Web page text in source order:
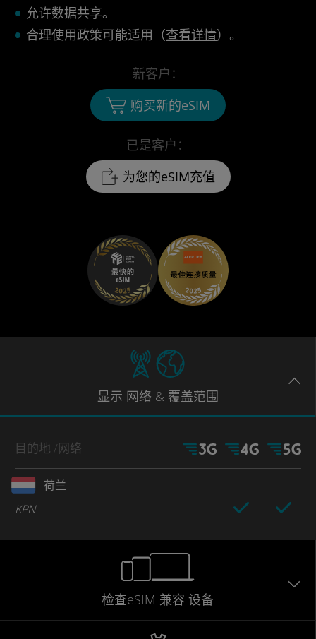
允许数据共享。
合理使用政策可能适用（查看详情）。
已是客户：
为您的eSIM充值
新客户：
购买新的eSIM
显示 网络 & 覆盖范围
目的地 /网络
荷兰
KPN
检查eSIM 兼容 设备